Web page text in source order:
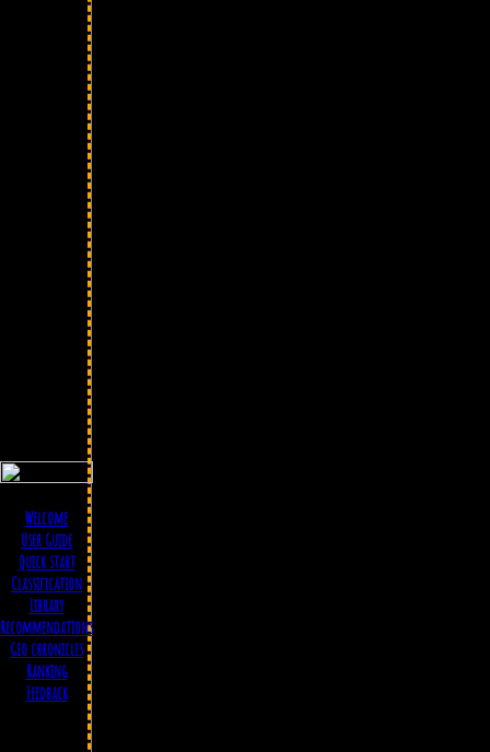
Welcome
User Guide
Quick start
Classification
Library
Recommendations
Geo chronicles
Ranking
Feedback